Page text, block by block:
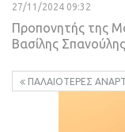
27/11/2024 09:32
Προπονητής της
Βασίλης
ΠΑΛΑΙΌΤΕΡΕΣ